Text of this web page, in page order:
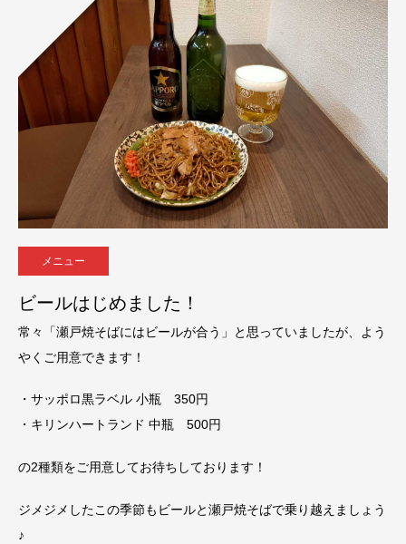
メニュー
ビールはじめました！
常々「瀬戸焼そばにはビールが合う」と思っていましたが、よう
やくご用意できます！
・サッポロ黒ラベル 小瓶 350円
・キリンハートランド 中瓶 500円
の2種類をご用意してお待ちしております！
ジメジメしたこの季節もビールと瀬戸焼そばで乗り越えましょう
♪